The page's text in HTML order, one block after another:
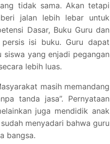
tidak sama. Akan tetapi
jalan lebih lebar untuk
Dasar, Buku Guru dan
isi buku. Guru dapat
yang enjadi pegangan
lebih luas.
masih memandang
tanda jasa”. Pernyataan
juga mendidik anak
menyadari bahwa guru
bangsa.